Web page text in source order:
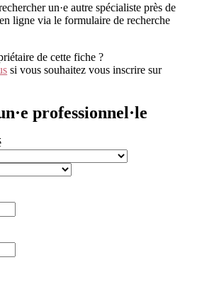
un·e autre spécialiste près de
ligne via le formulaire de recherche
de cette fiche ?
si vous souhaitez vous inscrire sur
professionnel·le